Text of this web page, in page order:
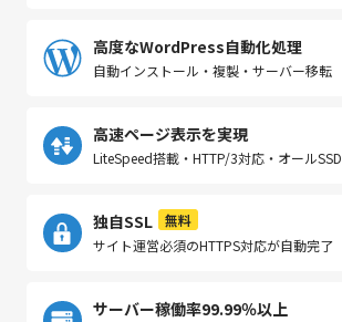
高度なWordPress自動化処理
自動インストール・複製・サーバー移転
高速ページ表示を実現
LiteSpeed搭載・HTTP/3対応・オールSSD
独自SSL
無料
サイト運営必須のHTTPS対応が自動完了
サーバー稼働率99.99％以上